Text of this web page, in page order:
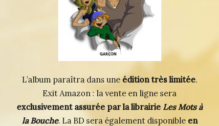
L’album paraîtra dans une édition très limitée.
Exit Amazon : la vente en ligne sera
exclusivement assurée par la librairie Les Mots à
la Bouche. La BD sera également disponible en